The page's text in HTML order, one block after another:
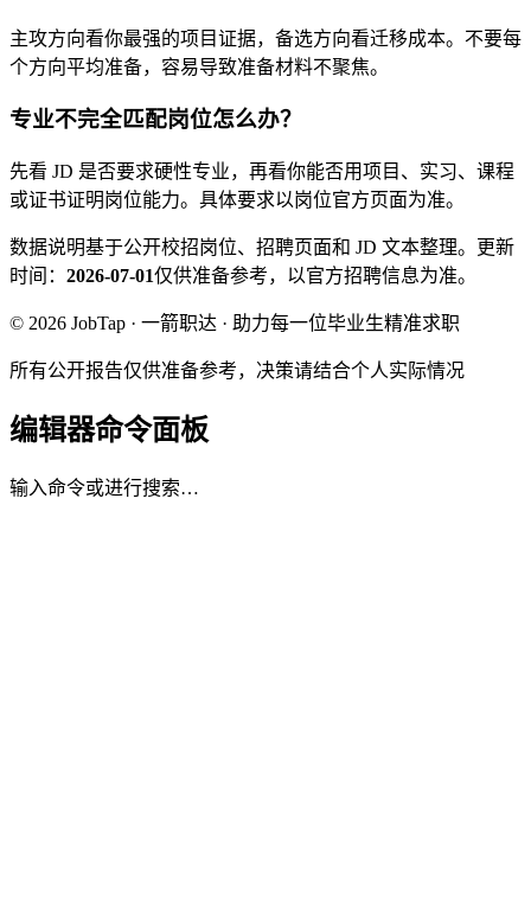
主攻方向看你最强的项目证据，备选方向看迁移成本。不要每
个方向平均准备，容易导致准备材料不聚焦。
专业不完全匹配岗位怎么办？
先看 JD 是否要求硬性专业，再看你能否用项目、实习、课程
或证书证明岗位能力。具体要求以岗位官方页面为准。
数据说明基于公开校招岗位、招聘页面和 JD 文本整理。
更新
时间： 2026-07-01仅供准备参考，以官方招聘信息为准。
© 2026 JobTap · 一箭职达 · 助力每一位毕业生精准求职
所有公开报告仅供准备参考，决策请结合个人实际情况
编辑器命令面板
输入命令或进行搜索…